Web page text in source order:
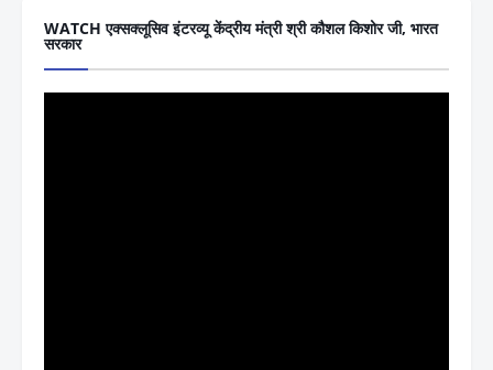
WATCH एक्सक्लूसिव इंटरव्यू केंद्रीय मंत्री श्री कौशल किशोर जी, भारत
सरकार